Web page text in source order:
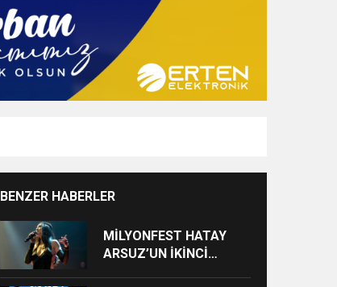
BENZER HABERLER
MİLYONFEST HATAY
ARSUZ’UN İKİNCİ